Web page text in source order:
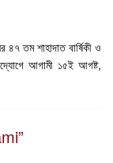
৪৭ তম শাহাদাত বার্ষিকী ও
আগামী ১৫ই আগষ্ট,